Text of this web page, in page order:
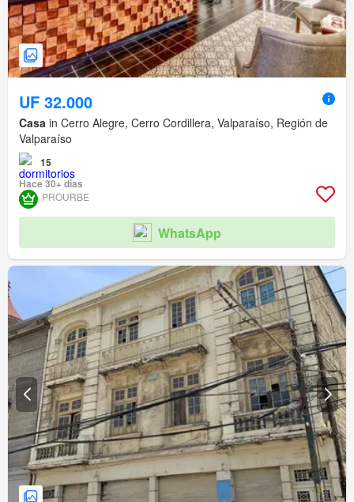
UF 32.000
Casa in Cerro Alegre, Cerro Cordillera, Valparaíso, Región de
Valparaíso
15
Hace 30+ días
PROURBE
WhatsApp